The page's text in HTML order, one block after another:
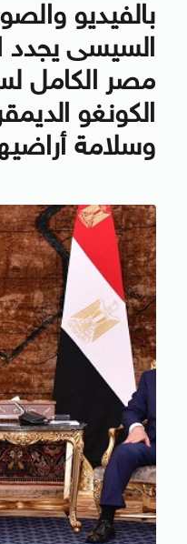
بالفيديو
السيسى يجدد
مصر الكامل
الكونغو
وسلامة